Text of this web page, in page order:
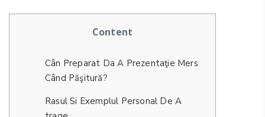
Content
Cân Preparat Da A Prezentaţie Mers
Când Păşitură?
Rasul Si Exemplul Personal De A